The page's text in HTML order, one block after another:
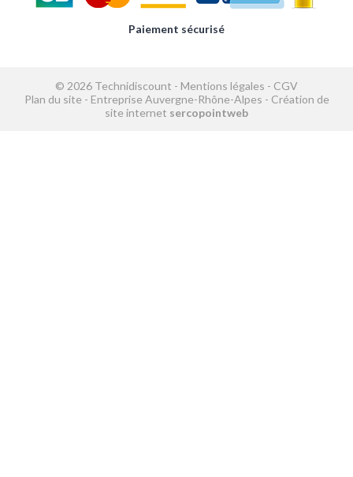
Paiement sécurisé
© 2026 Technidiscount - Mentions légales - CGV
Plan du site - Entreprise Auvergne-Rhône-Alpes - Création de
site internet sercopointweb